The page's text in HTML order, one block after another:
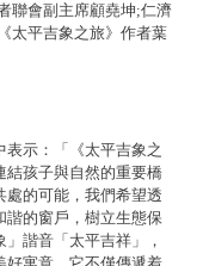
聯會副主席顧堯坤;仁濟
太平吉象之旅》作者葉
示：「《太平吉象之
結孩子與自然的重要橋
處的可能，我們希望透
諧的窗戶，樹立生態保
諧音「太平吉祥」，